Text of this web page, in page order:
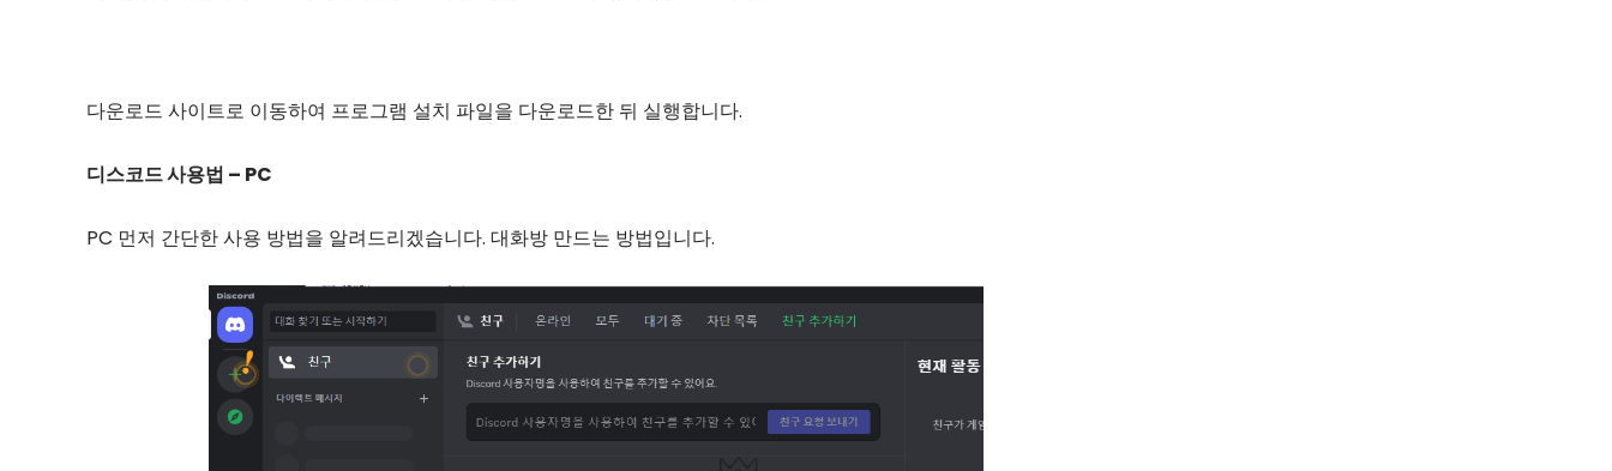
다운로드 사이트로 이동하여 프로그램 설치 파일을 다운로드한 뒤 실행합니다.
디스코드 사용법 – PC
PC 먼저 간단한 사용 방법을 알려드리겠습니다. 대화방 만드는 방법입니다.